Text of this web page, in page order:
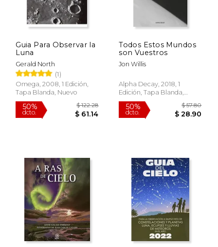
50%
dcto.
50%
dcto.
Guia Para Observar la
Luna
Gerald North
(1)
Omega, 2008, 1 Edición,
Tapa Blanda, Nuevo
Todos Estos Mundos
son Vuestros
Jon Willis
Alpha Decay, 2018, 1
Edición, Tapa Blanda,
Nuevo